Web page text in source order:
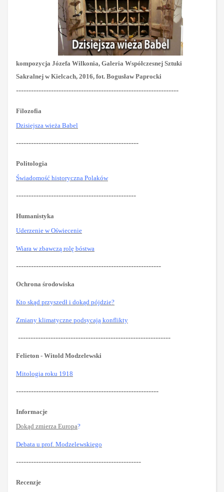
kompozycja Józefa Wilkonia, Galeria Współczesnej Sztuki
Sakralnej w Kielcach, 2016, fot. Bogusław Paprocki
-----------------------------------------------------------------
Filozofia
Dzisiejsza wieża Babel
-------------------------------------------------
Politologia
Świadomość historyczna Polaków
------------------------------------------------
Humanistyka
Uderzenie w Oświecenie
Wiara w zbawczą rolę bóstwa
----------------------------------------------------------
Ochrona środowiska
Kto skąd przyszedł i dokąd pójdzie?
Zmiany klimatyczne podsycają konflikty
-------------------------------------------------------------
Felieton - Witold Modzelewski
Mitologia roku 1918
---------------------------------------------------------
Informacje
Dokąd zmierza Europa?
Debata u prof. Modzelewskiego
--------------------------------------------------
Recenzje